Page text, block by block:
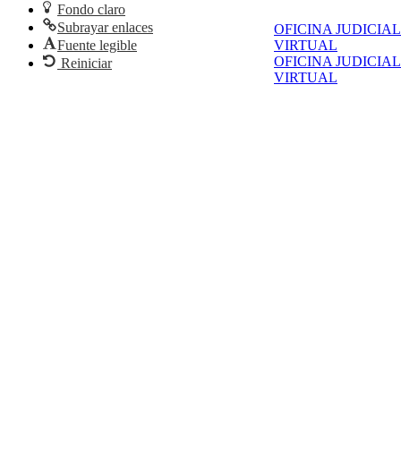
OFICINA JUDICIAL
VIRTUAL
OFICINA JUDICIAL
VIRTUAL
Fondo claro
Subrayar enlaces
Fuente legible
Reiniciar